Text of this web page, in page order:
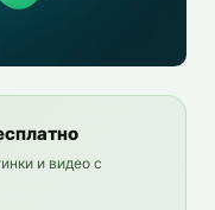
и видео с